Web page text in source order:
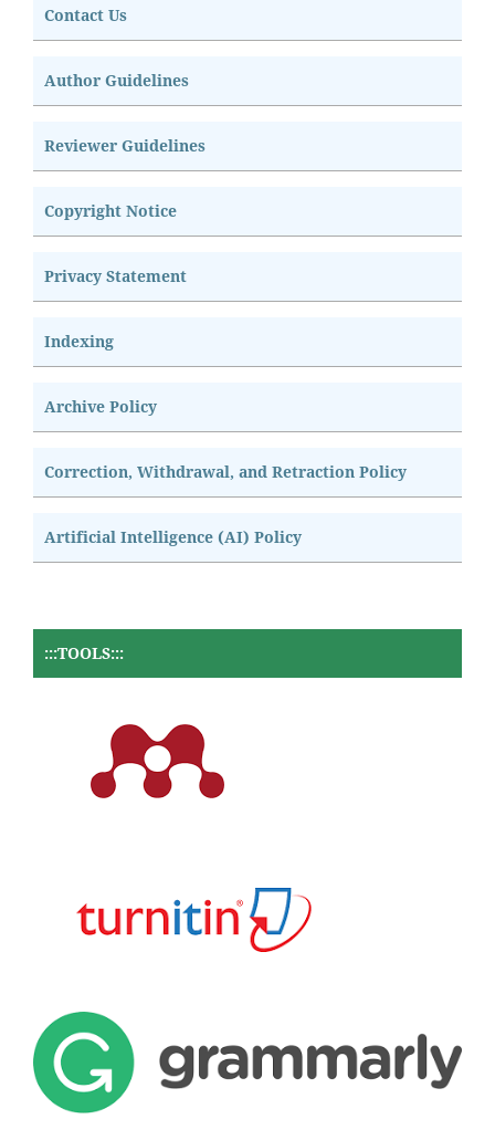
Contact Us
Author Guidelines
Reviewer Guidelines
Copyright Notice
Privacy Statement
Indexing
Archive Policy
Correction, Withdrawal, and Retraction Policy
Artificial Intelligence (AI) Policy
:::TOOLS:::